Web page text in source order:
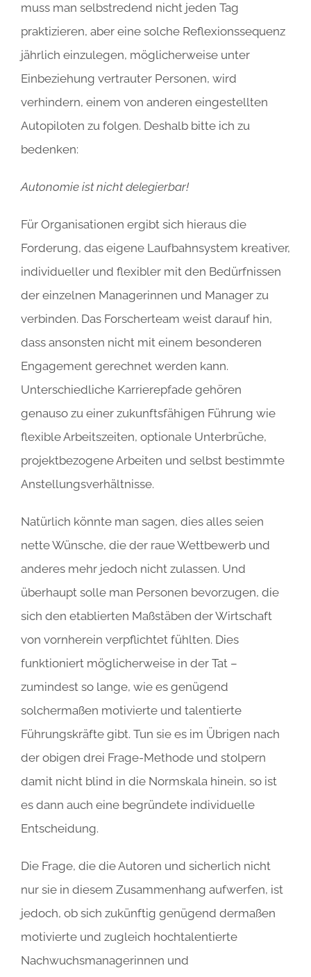
muss man selbstredend nicht jeden Tag
praktizieren, aber eine solche Reflexionssequenz
jährlich einzulegen, möglicherweise unter
Einbeziehung vertrauter Personen, wird
verhindern, einem von anderen eingestellten
Autopiloten zu folgen. Deshalb bitte ich zu
bedenken:
Autonomie ist nicht delegierbar!
Für Organisationen ergibt sich hieraus die
Forderung, das eigene Laufbahnsystem kreativer,
individueller und flexibler mit den Bedürfnissen
der einzelnen Managerinnen und Manager zu
verbinden. Das Forscherteam weist darauf hin,
dass ansonsten nicht mit einem besonderen
Engagement gerechnet werden kann.
Unterschiedliche Karrierepfade gehören
genauso zu einer zukunftsfähigen Führung wie
flexible Arbeitszeiten, optionale Unterbrüche,
projektbezogene Arbeiten und selbst bestimmte
Anstellungsverhältnisse.
Natürlich könnte man sagen, dies alles seien
nette Wünsche, die der raue Wettbewerb und
anderes mehr jedoch nicht zulassen. Und
überhaupt solle man Personen bevorzugen, die
sich den etablierten Maßstäben der Wirtschaft
von vornherein verpflichtet fühlten. Dies
funktioniert möglicherweise in der Tat –
zumindest so lange, wie es genügend
solchermaßen motivierte und talentierte
Führungskräfte gibt. Tun sie es im Übrigen nach
der obigen drei Frage-Methode und stolpern
damit nicht blind in die Normskala hinein, so ist
es dann auch eine begründete individuelle
Entscheidung.
Die Frage, die die Autoren und sicherlich nicht
nur sie in diesem Zusammenhang aufwerfen, ist
jedoch, ob sich zukünftig genügend dermaßen
motivierte und zugleich hochtalentierte
Nachwuchsmanagerinnen und